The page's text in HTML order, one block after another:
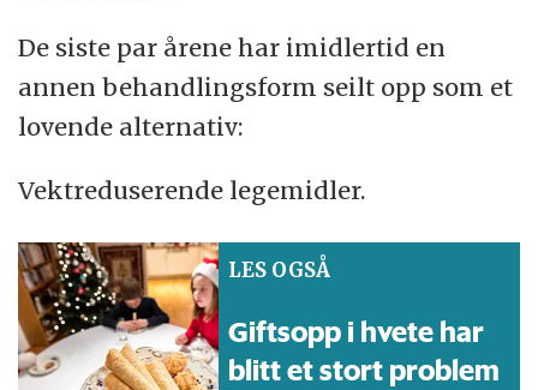
De siste par årene har imidlertid en
annen behandlingsform seilt opp som et
lovende alternativ:
Vektreduserende legemidler.
LES OGSÅ
Giftsopp i hvete har
blitt et stort problem